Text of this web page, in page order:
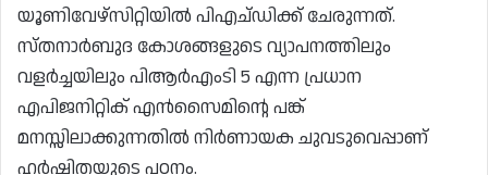
യൂണിവേഴ്‌സിറ്റിയിൽ പിഎച്ഡിക്ക് ചേരുന്നത്.
സ്തനാർബുദ കോശങ്ങളുടെ വ്യാപനത്തിലും
വളർച്ചയിലും പിആർഎംടി 5 എന്ന പ്രധാന
എപിജനിറ്റിക് എൻസൈമിന്റെ പങ്ക്
മനസ്സിലാക്കുന്നതിൽ നിർണായക ചുവടുവെപ്പാണ്
ഹർഷിതയുടെ പഠനം.